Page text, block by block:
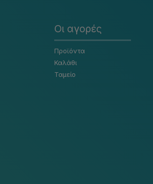
Οι αγορές
Προϊόντα
Καλάθι
Ταμείο